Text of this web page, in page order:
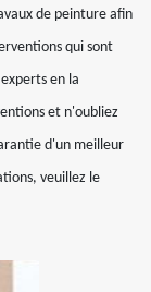
de peinture afin
qui sont
en la
et n'oubliez
d'un meilleur
veuillez le